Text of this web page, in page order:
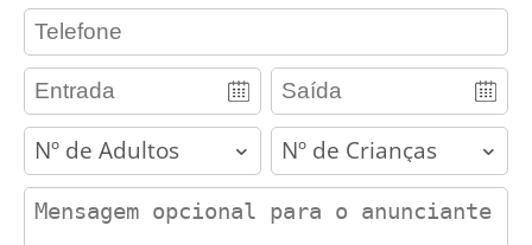
contact_phone
adults children
contact_message